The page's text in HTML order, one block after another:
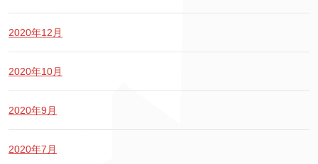
2020年12月
2020年10月
2020年9月
2020年7月